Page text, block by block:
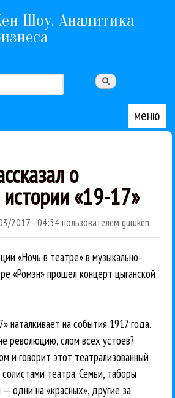
к основному содержанию
Шоу. Аналитика
меню
о
«19-17»
2017 - 04:54пользователем guruken
«Ночь в театре» в музыкально-
«Ромэн» прошел концерт цыганской
наталкивает на события 1917 года.
революцию, слом всех устоев?
и говорит этот театрализованный
театра. Семьи, таборы
— одни на «красных», другие за